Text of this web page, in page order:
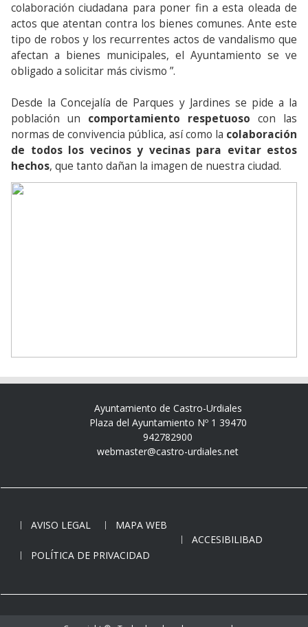
colaboración ciudadana para poner fin a esta oleada de
actos que atentan contra los bienes comunes. Ante este
tipo de robos y los recurrentes actos de vandalismo que
afectan a bienes municipales, el Ayuntamiento se ve
obligado a solicitar más civismo ”.
Desde la Concejalía de Parques y Jardines se pide a la
población un comportamiento respetuoso con las
normas de convivencia pública, así como la colaboración
de todos los vecinos y vecinas para evitar estos
hechos, que tanto dañan la imagen de nuestra ciudad.
Ayuntamiento de Castro-Urdiales
Plaza del Ayuntamiento Nº 1 39470
942782900
webmaster@castro-urdiales.net
AVISO LEGAL
MAPA WEB
ACCESIBILIBAD
POLÍTICA DE PRIVACIDAD